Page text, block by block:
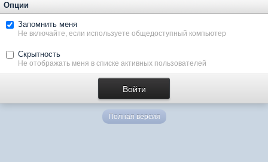
Опции
Запомнить меня
Не включайте, если используете общедоступный компьютер
Скрытность
Не отображать меня в списке активных пользователей
Полная версия